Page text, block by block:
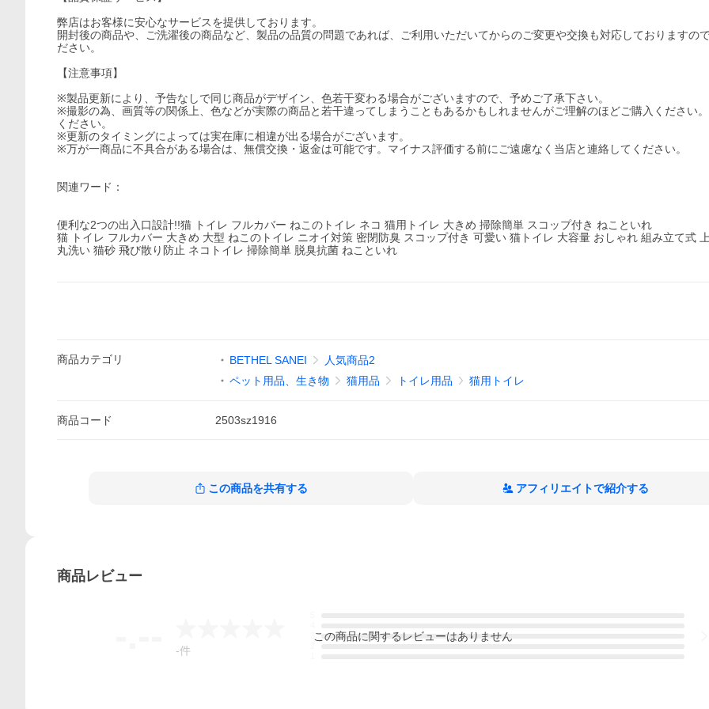
弊店はお客様に安心なサービスを提供しております。
開封後の商品や、ご洗濯後の商品など、製品の品質の問題であれば、ご利用いただいてからのご変更や交換も対応しておりますの
ださい。
【注意事項】
※製品更新により、予告なしで同じ商品がデザイン、色若干変わる場合がございますので、予めご了承下さい。
※撮影の為、画質等の関係上、色などが実際の商品と若干違ってしまうこともあるかもしれませんがご理解のほどご購入ください
ください。
※更新のタイミングによっては実在庫に相違が出る場合がございます。
※万が一商品に不具合がある場合は、無償交換・返金は可能です。マイナス評価する前にご遠慮なく当店と連絡してください。
関連ワード：
便利な2つの出入口設計!!猫 トイレ フルカバー ねこのトイレ ネコ 猫用トイレ 大きめ 掃除簡単 スコップ付き ねこといれ
猫 トイレ フルカバー 大きめ 大型 ねこのトイレ ニオイ対策 密閉防臭 スコップ付き 可愛い 猫トイレ 大容量 おしゃれ 組み立て式
丸洗い 猫砂 飛び散り防止 ネコトイレ 掃除簡単 脱臭抗菌 ねこといれ
商品カテゴリ BETHEL SANEI
人気商品2
ペット用品、生き物
猫用品 トイレ用品 猫用トイレ
商品コード 2503sz1916
この商品を共有する アフィリエイトで紹介する
商品レビュー
-件
この商品に関するレビューはありません